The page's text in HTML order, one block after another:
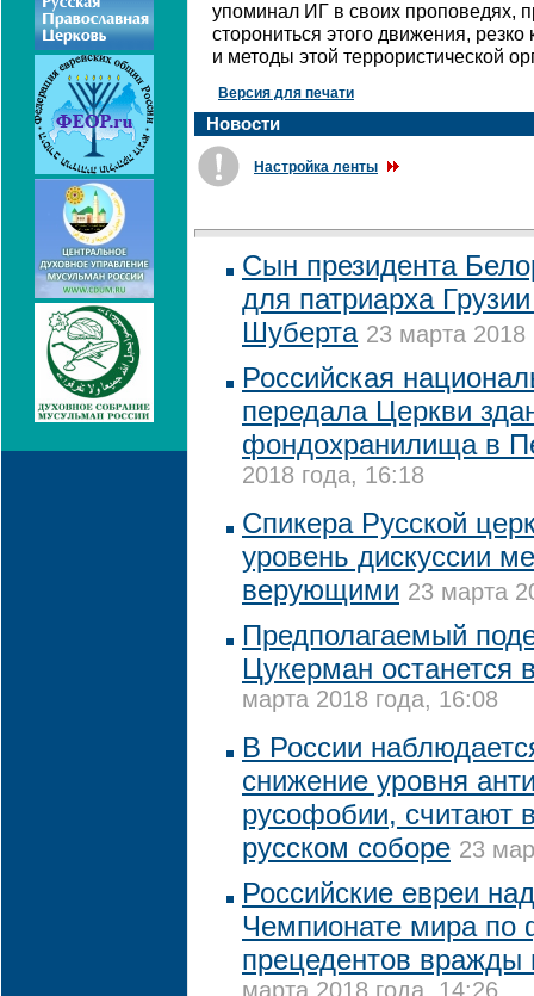
упоминал ИГ в своих проповедях,
сторониться этого движения,
и методы этой террористической
Версия для печати
Новости
Настройка ленты
Сын президента
для патриарха
Шуберта 23 марта 2018
Российская
передала Церкви
фондохранилища в
2018 года, 16:18
Спикера Русской
уровень дискуссии
верующими 23 марта
Предполагаемый
Цукерман
марта 2018 года, 16:08
В России
снижение уровня
русофобии, считают
русском соборе 23
Российские евреи
Чемпионате мира по
прецедентов вражды